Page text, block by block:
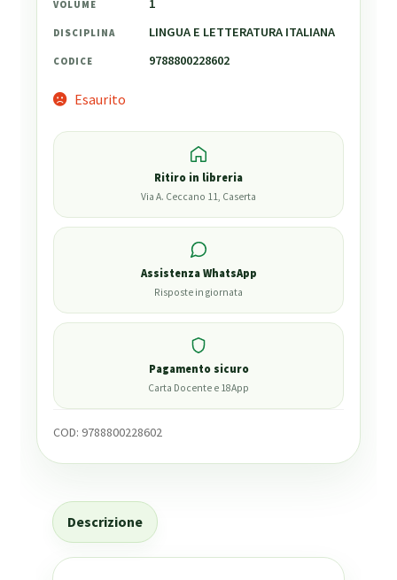
VOLUME 1
DISCIPLINA LINGUA E LETTERATURA ITALIANA
CODICE 9788800228602
Esaurito
Ritiro in libreria
Via A. Ceccano 11, Caserta
Assistenza WhatsApp
Risposte in giornata
Pagamento sicuro
Carta Docente e 18App
COD: 9788800228602
Descrizione